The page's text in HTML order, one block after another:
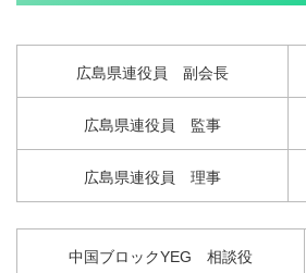
広島県連役員 副会長
広島県連役員 監事
広島県連役員 理事
中国ブロックYEG 相談役